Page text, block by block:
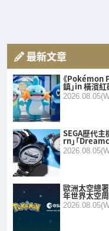
最新文章
《Pokémon
鎮」in 橫濱
SEGA歷代主
rn」「
歐洲太空總
年世界太空周